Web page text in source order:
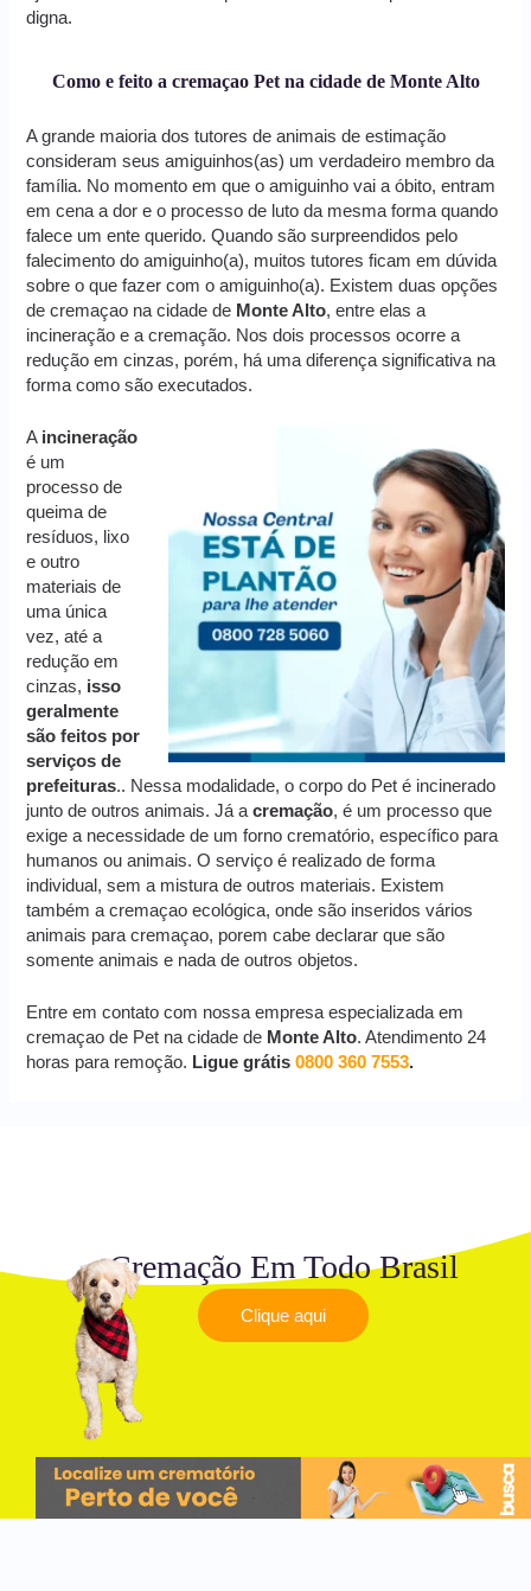
digna.
Como e feito a cremaçao Pet na cidade de Monte Alto
A grande maioria dos tutores de animais de estimação
consideram seus amiguinhos(as) um verdadeiro membro da
família. No momento em que o amiguinho vai a óbito, entram
em cena a dor e o processo de luto da mesma forma quando
falece um ente querido. Quando são surpreendidos pelo
falecimento do amiguinho(a), muitos tutores ficam em dúvida
sobre o que fazer com o amiguinho(a). Existem duas opções
de cremaçao na cidade de Monte Alto, entre elas a
incineração e a cremação. Nos dois processos ocorre a
redução em cinzas, porém, há uma diferença significativa na
forma como são executados.
A incineração
é um
processo de
queima de
resíduos, lixo
e outro
materiais de
uma única
vez, até a
redução em
cinzas, isso
geralmente
são feitos por
serviços de
prefeituras.. Nessa modalidade, o corpo do Pet é incinerado
junto de outros animais. Já acremação, é um processo que
exige a necessidade de um forno crematório, específico para
humanos ou animais. O serviço é realizado de forma
individual, sem a mistura de outros materiais. Existem
também a cremaçao ecológica, onde são inseridos vários
animais para cremaçao, porem cabe declarar que são
somente animais e nada de outros objetos.
Entre em contato com nossa empresa especializada em
cremaçao de Pet na cidade de Monte Alto. Atendimento 24
horas para remoção. Ligue grátis0800 360 7553.
Cremação Em Todo Brasil
Clique aqui